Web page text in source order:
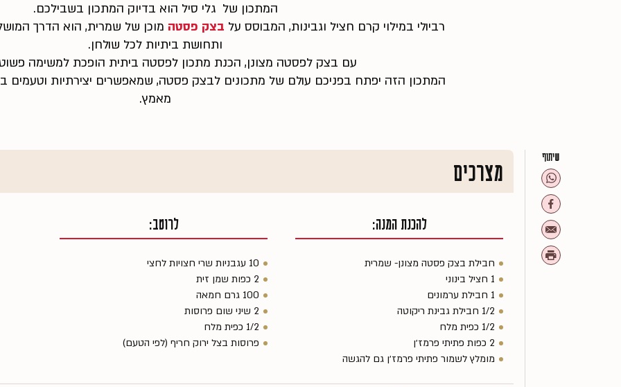
המתכון של גלי סיל הוא בדיוק המתכון בשבילכם.
רביולי במילוי קרם חציל וגבינות, המבוסס על בצק פסטה מוכן של שמרית, הוא הדרך
ותחושת ביתיות לכל שולחן.
עם בצק לפסטה מצונן, הכנת מתכון לפסטה ביתית הופכת למשימה
המתכון הזה יפתח בפניכם עולם של מתכונים לבצק פסטה, שמאפשרים יצירתיות וטעמים
מאמץ.
שיתוף מצרכים
להכנת המנה:
חבילת בצק פסטה מצונן- שמרית
1 חציל בינוני
1 חבילת ערמונים
1/2 חבילת גבינת ריקוטה
1/2 כפית מלח
2 כפות פתיתי פרמז׳ן
מומלץ לשמור פתיתי פרמז׳ן גם להגשה
לרוטב:
10 עגבניות שרי חצויות לחצי
2 כפות שמן זית
100 גרם חמאה
2 שיני שום פרוסות
1/2 כפית מלח
פרוסות בצל ירוק חריף (לפי הטעם)